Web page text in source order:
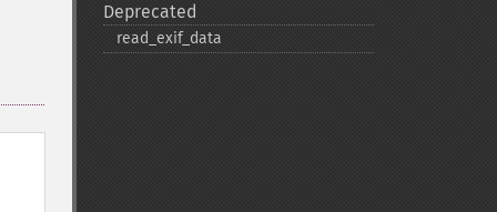
Deprecated
read_​exif_​data